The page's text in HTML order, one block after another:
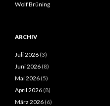
Wolf Brüning
ARCHIV
Juli 2026 (3)
Juni 2026 (8)
Mai 2026 (5)
April 2026 (8)
März 2026 (6)